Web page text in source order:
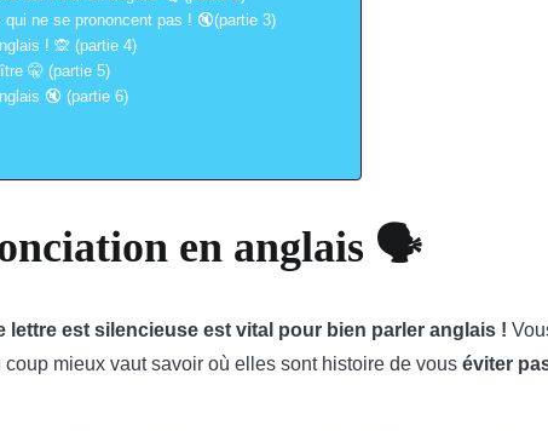
ne se prononcent pas ! 🔇(partie 3)
! 🙊 (partie 4)
🤫 (partie 5)
🔇 (partie 6)
en anglais 🗣️
est silencieuse est vital pour bien parler anglais !
mieux vaut savoir où elles sont histoire de vous éviter